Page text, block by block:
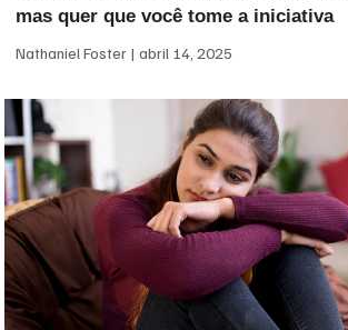
mas quer que você tome a iniciativa
Nathaniel Foster abril 14, 2025